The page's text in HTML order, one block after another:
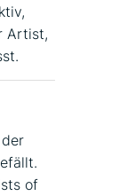
Artist,
of